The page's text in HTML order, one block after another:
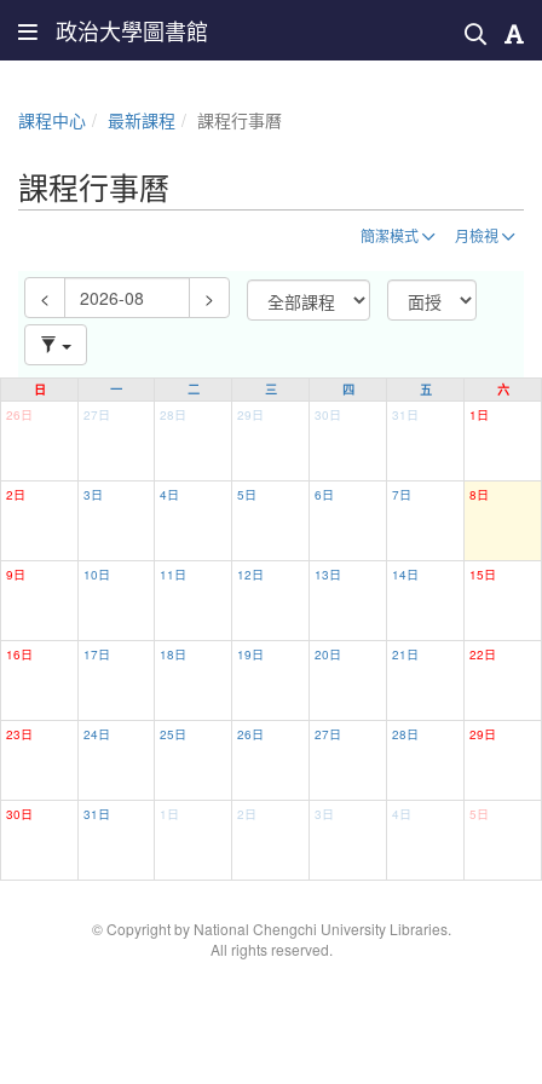
政治大學圖書館
課程中心 最新課程 課程行事曆
課程行事曆
簡潔模式 月檢視
< >
日 一 二 三 四 五
六
26日
27日 28日 29日 30日 31日 1日
2日 3日 4日 5日 6日 7日 8日
9日 10日 11日 12日 13日 14日 15日
16日 17日 18日 19日 20日 21日 22日
23日 24日 25日 26日 27日 28日 29日
30日 31日 1日 2日 3日 4日 5日
© Copyright by National Chengchi University Libraries.
All rights reserved.